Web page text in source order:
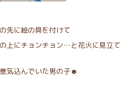
先に絵の具を付けて
上にチョンチョン…と花火に見立て
気込んでいた男の子☻